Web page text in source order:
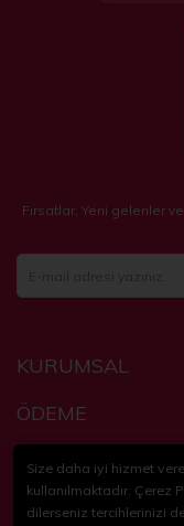
Fırsatlar, Yeni gelenler
KURUMSAL
ÖDEME
FAYDALI
© 2018-
Size daha iyi hizmet
kullanılmaktadır. Çerez
dilerseniz tercihlerinizi